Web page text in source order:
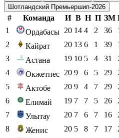
Шотландский Премьершип-2026
# Команда И В Н П ЗМ
1
Ордабасы 20 14 4 2 36
2
Кайрат 20 13 6 1 39
3
Астана 19 10 5 4 31
4
Окжетпес 20 9 6 5 29
5
Актобе 20 9 4 7 29
6
Елимай 19 7 7 5 26
7
Улытау 20 7 6 7 16
8
Женис 20 5 8 7 17